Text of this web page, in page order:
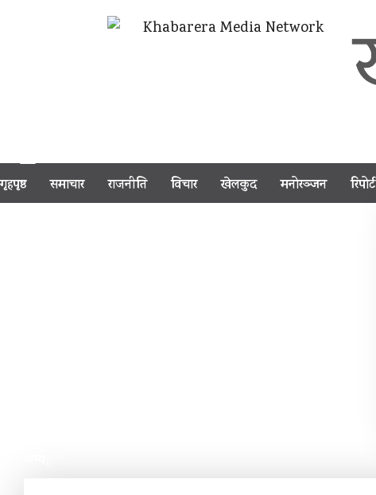
गृहपृष्ठ समाचार राजनीति विचार खेलकुद मनोरञ्जन रिपोर्ट